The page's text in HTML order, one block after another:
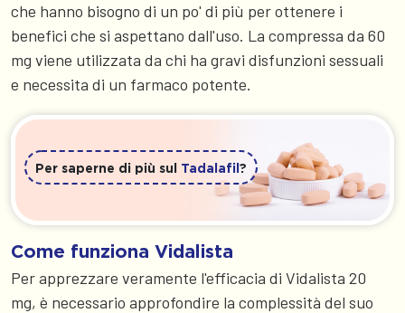
che hanno bisogno di un po' di più per ottenere i
benefici che si aspettano dall'uso. La compressa da 60
mg viene utilizzata da chi ha gravi disfunzioni sessuali
e necessita di un farmaco potente.
Per saperne di più sul Tadalafil ?
Come funziona Vidalista
Per apprezzare veramente l'efficacia di Vidalista 20
mg, è necessario approfondire la complessità del suo